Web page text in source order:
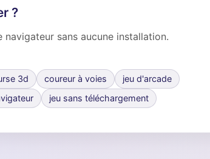
?
sans aucune installation.
3d coureur à voies
jeu d'arcade
jeu sans téléchargement